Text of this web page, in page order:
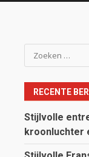
Zoeken
naar:
RECENTE
Stijlvolle
kroonluchter